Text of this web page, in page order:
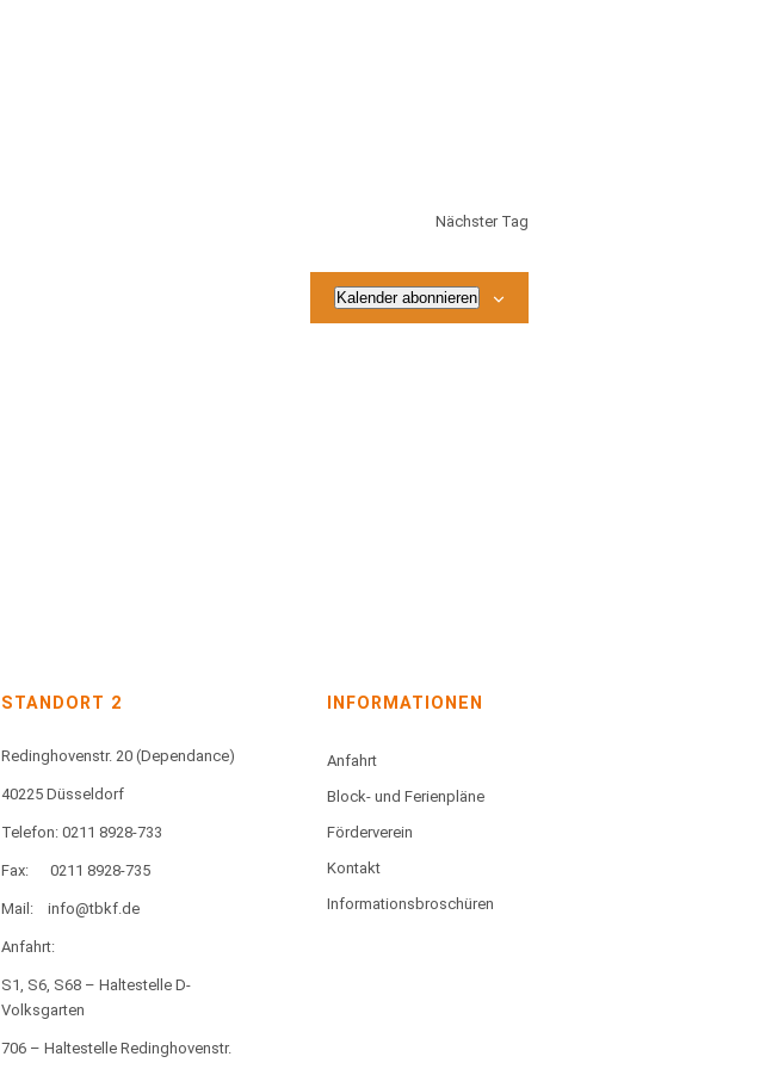
Nächster Tag
Kalender abonnieren
STANDORT 2
Redinghovenstr. 20 (Dependance)
40225 Düsseldorf
Telefon: 0211 8928-733
Fax: 0211 8928-735
Mail: info@tbkf.de
Anfahrt:
S1, S6, S68 – Haltestelle D-
Volksgarten
706 – Haltestelle Redinghovenstr.
INFORMATIONEN
Anfahrt
Block- und Ferienpläne
Förderverein
Kontakt
Informationsbroschüren